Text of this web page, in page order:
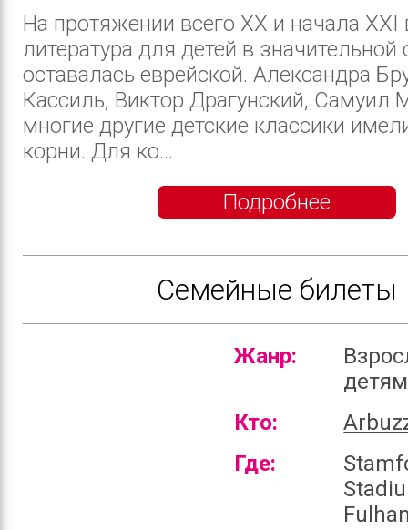
На протяжении всего ХХ и начала XXI
литература для детей в значительной
оставалась еврейской. Александра
Кассиль, Виктор Драгунский, Самуил
многие другие детские классики
корни. Для ко...
Подробнее
Семейные билеты
Жанр:
детям
Кто:
Где: